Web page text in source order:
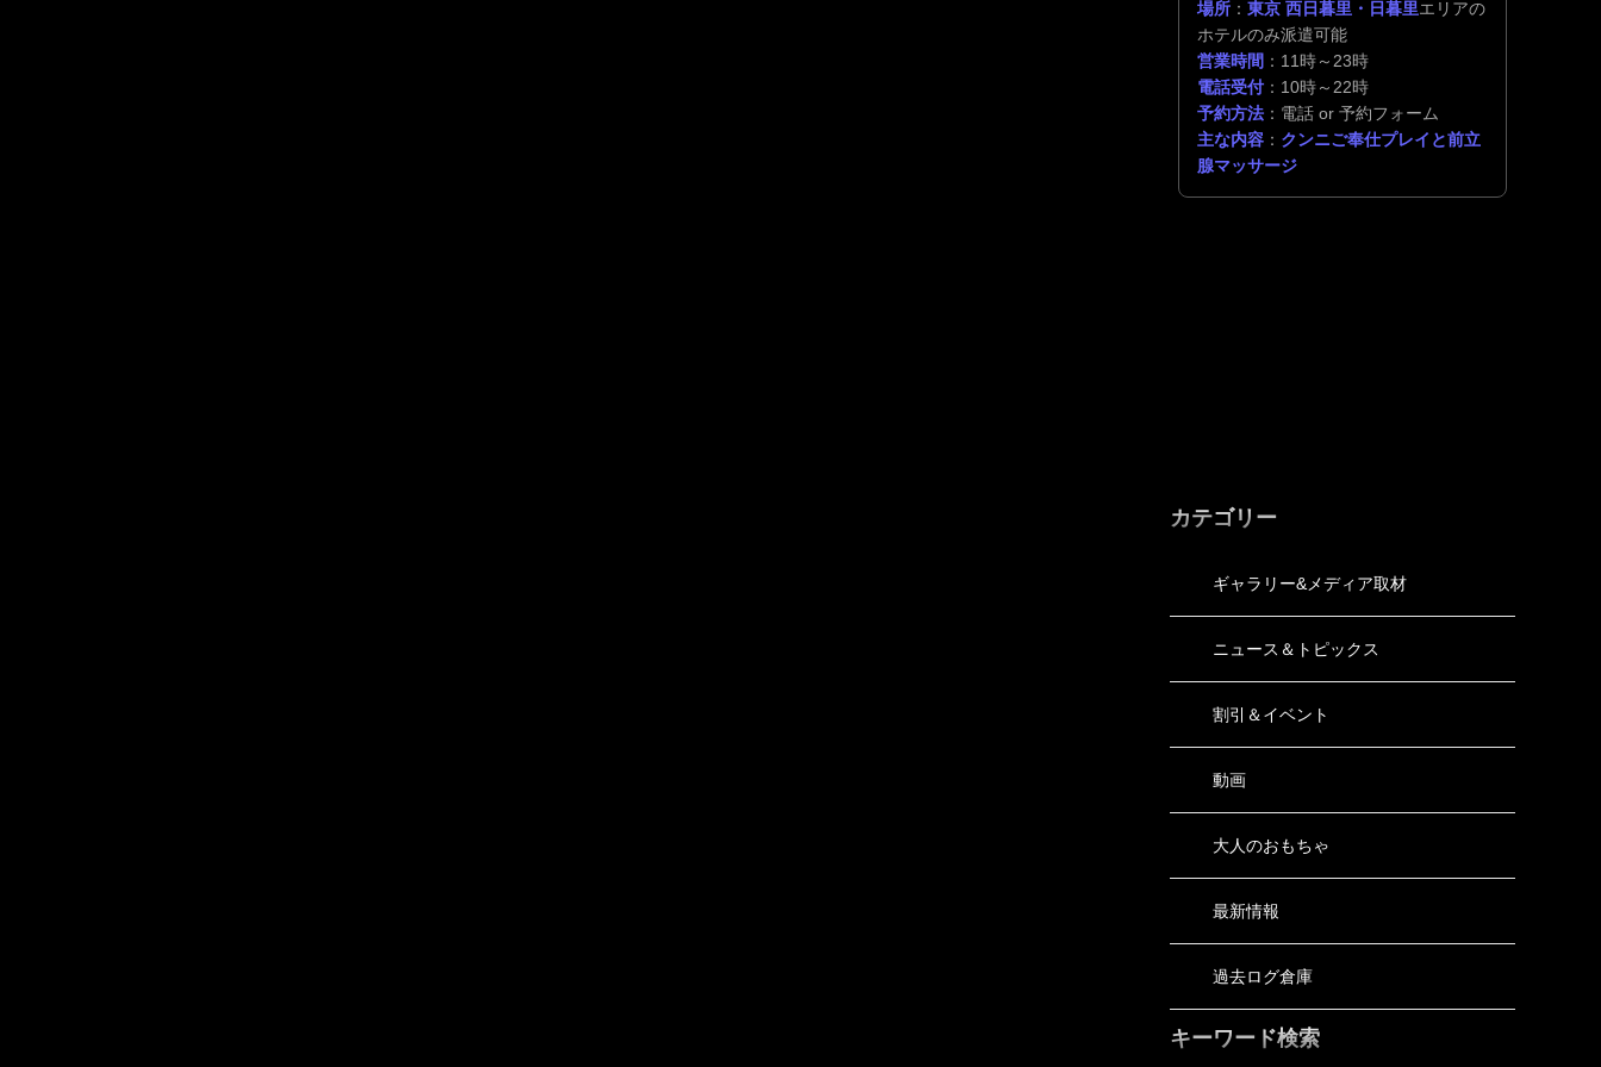
場所 ： 東京 西日暮里・日暮里エリアの
ホテルのみ派遣可能
営業時間 ：11時～23時
電話受付：10時～22時
予約方法 ：電話 or 予約フォーム
主な内容 ： クンニご奉仕プレイと前立
腺マッサージ
カテゴリー
ギャラリー&メディア取材
ニュース＆トピックス
割引＆イベント
動画
大人のおもちゃ
最新情報
過去ログ倉庫
キーワード検索